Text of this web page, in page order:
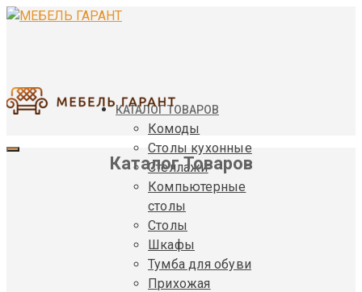
КАТАЛОГ ТОВАРОВ
Комоды
Столы кухонные
Стеллажи
Компьютерные
столы
Столы
Шкафы
Тумба для обуви
Прихожая
Каталог Товаров